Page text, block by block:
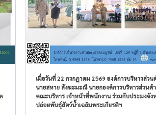
เมื่อวันที่ 22 กรกฎาคม 2569 องค์การบริหารส่ว
นายสหาย สังฆะมะณี นายกองค์การบริหารส่วน
คณะบริหาร เจ้าหน้าที่พนักงาน ร่วมกับประมงจัง
ปล่อยพันธุ์สัตว์น้ำเฉลิมพระเกียรติฯ